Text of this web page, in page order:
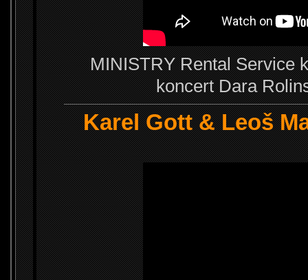
MINISTRY Rental Service
koncert Dara
Karel Gott & Leoš